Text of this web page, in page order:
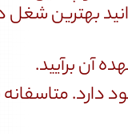
بهترین شغل
آن برآیید.
دارد.